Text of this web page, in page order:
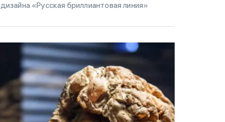
дизайна «Русская бриллиантовая линия»